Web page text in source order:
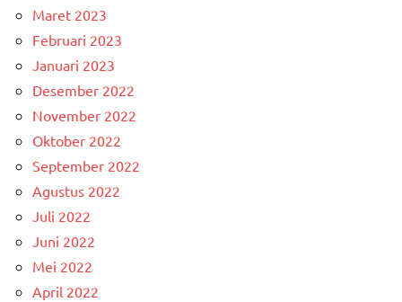
Maret 2023
Februari 2023
Januari 2023
Desember 2022
November 2022
Oktober 2022
September 2022
Agustus 2022
Juli 2022
Juni 2022
Mei 2022
April 2022